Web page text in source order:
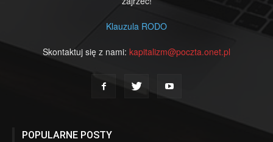
Klauzula RODO
Skontaktuj się z nami: kapitalizm@poczta.onet.pl
POPULARNE POSTY